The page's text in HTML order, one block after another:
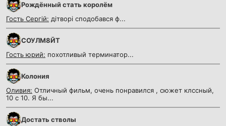
Рождённый стать королём
Гость Сергій: дітворі сподобався ф...
СОУЛМ8ЙТ
Гость юрий: похотливый терминатор...
Колония
Оливия: Отличный фильм, очень понравился , сюжет клссный,
10 с 10. Я бы...
Достать стволы